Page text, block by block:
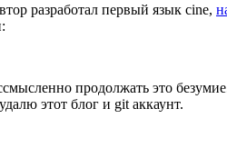
разработал первый язык cine,
продолжать это
этот блог и git аккаунт.